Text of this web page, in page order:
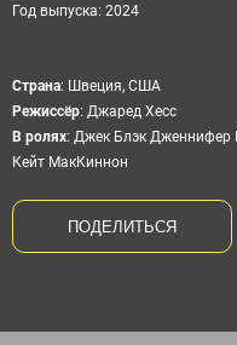
Год выпуска: 2024
Cтрана: Швеция, США
Режиссёр: Джаред Хесс
В ролях: Джек Блэк
Кейт МакКиннон
ПОДЕЛИТЬСЯ